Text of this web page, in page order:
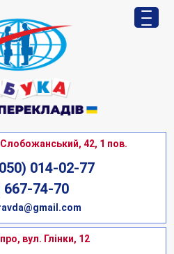
42, 1 пов.
014-02-77
667-74-70
вул. Глінки, 12